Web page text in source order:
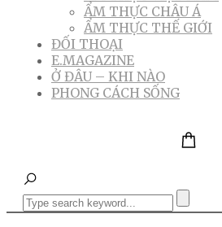
ẨM THỰC CHÂU Á
ẨM THỰC THẾ GIỚI
ĐỐI THOẠI
E.MAGAZINE
Ở ĐÂU – KHI NÀO
PHONG CÁCH SỐNG